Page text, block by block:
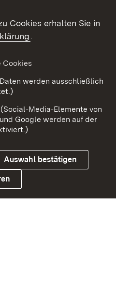
Kontakt
Datenschutz
Cookies erhalten Sie in
.
Cookies
werden ausschließlich
Media-Elemente von
Google werden auf der
Auswahl bestätigen